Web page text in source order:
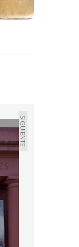
SIGUIENTE